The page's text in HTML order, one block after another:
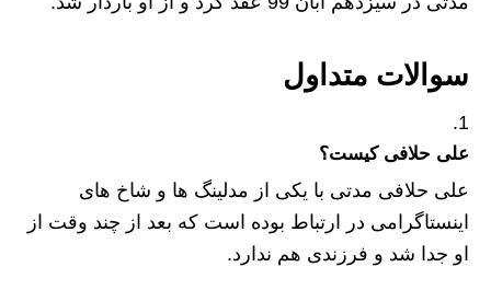
سوالات متداول
علی حلافی کیست؟
علی حلافی مدتی با یکی از مدلینگ ها و شاخ های
اینستاگرامی در ارتباط بوده است که بعد از چند وقت از
او جدا شد و فرزندی هم ندارد.